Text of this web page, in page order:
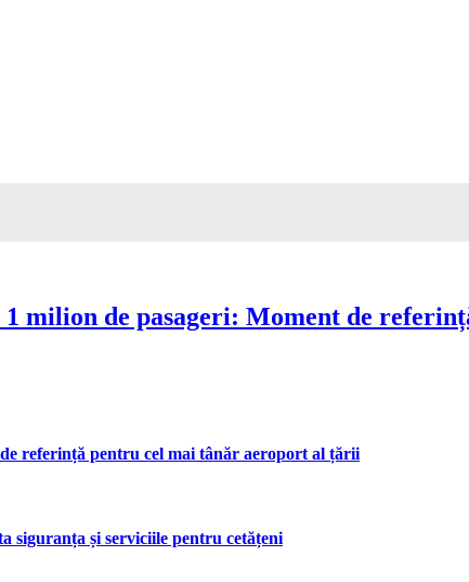
milion de pasageri: Moment de
referință pentru cel mai tânăr aeroport al țării
siguranța și serviciile pentru cetățeni